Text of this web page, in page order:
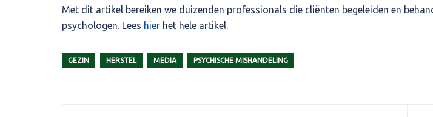
Met dit artikel bereiken we duizenden professionals die cliënten begeleiden en
psychologen. Lees hier het hele artikel.
GEZIN HERSTEL MEDIA PSYCHISCHE MISHANDELING